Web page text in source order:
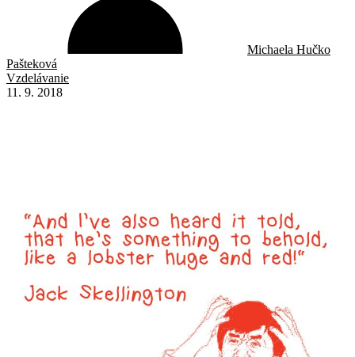
Michaela Hučko
Pašteková
Vzdelávanie
11. 9. 2018